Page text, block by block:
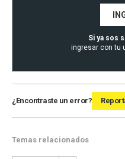
Si ya sos
ingresar con tu
¿Encontraste un error?
Temas relacionados